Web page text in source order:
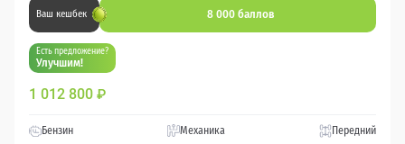
Ваш кешбек 8 000 баллов
Есть предложение?
Улучшим!
1 012 800 ₽
Бензин Механика Передний